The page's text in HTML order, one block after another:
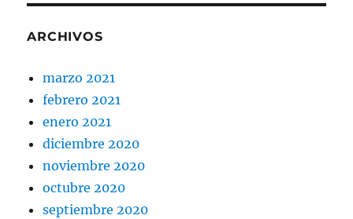
ARCHIVOS
marzo 2021
febrero 2021
enero 2021
diciembre 2020
noviembre 2020
octubre 2020
septiembre 2020